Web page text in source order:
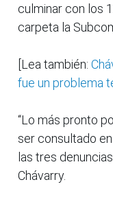
culminar con los
carpeta la
[Lea también:
fue un problema
“Lo más pronto
ser consultado
las tres
Chávarry.